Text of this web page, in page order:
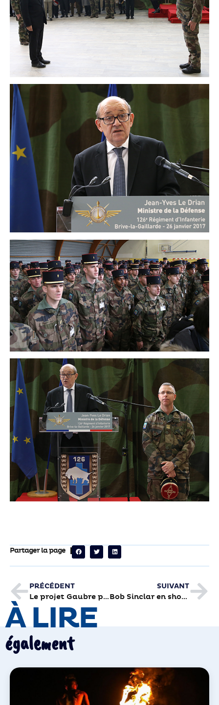
Partager la page
PRÉCÉDENT
Le projet Gaubre présenté hier soir en réunion publique
SUIVANT
Bob Sinclar en show aux 3P le 3 juin
À LIRE
également